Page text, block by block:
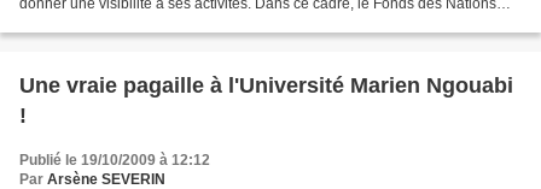
Une vraie pagaille à l'Université Marien Ngouabi
!
Publié le 19/10/2009 à 12:12
Par Arsène SEVERIN